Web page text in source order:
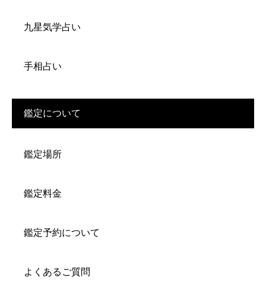
九星気学占い
手相占い
鑑定について
鑑定場所
鑑定料金
鑑定予約について
よくあるご質問